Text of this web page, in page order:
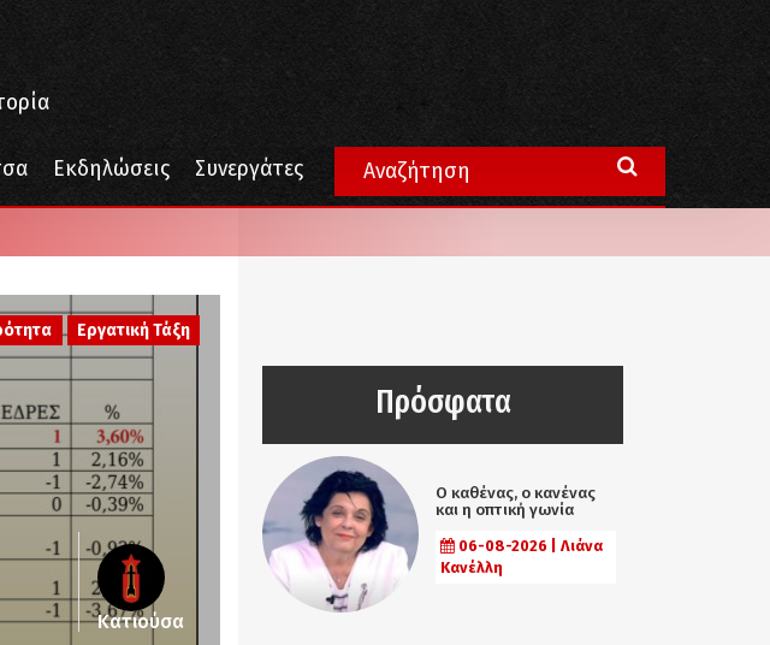
Εκδηλώσεις Συνεργάτες
Εργατική Τάξη
Κατιούσα
Πρόσφατα
Ο καθένας, ο κανένας
και η οπτική γωνία
06-08-2026 | Λιάνα
Κανέλλη